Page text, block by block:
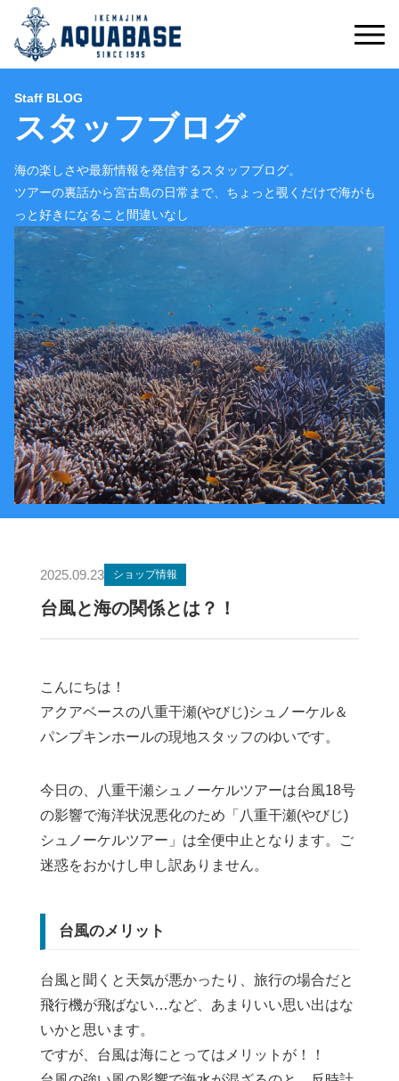
Staff BLOG
スタッフブログ
海の楽しさや最新情報を発信するスタッフブログ。
ツアーの裏話から宮古島の日常まで、ちょっと覗くだけで海がも
っと好きになること間違いなし
2025.09.23 ショップ情報
台風と海の関係とは？！
こんにちは！
アクアベースの八重干瀬(やびじ)シュノーケル＆
パンプキンホールの現地スタッフのゆいです。
今日の、八重干瀬シュノーケルツアーは台風18号
の影響で海洋状況悪化のため「八重干瀬(やびじ)
シュノーケルツアー」は全便中止となります。ご
迷惑をおかけし申し訳ありません。
台風のメリット
台風と聞くと天気が悪かったり、旅行の場合だと
飛行機が飛ばない…など、あまりいい思い出はな
いかと思います。
ですが、台風は海にとってはメリットが！！